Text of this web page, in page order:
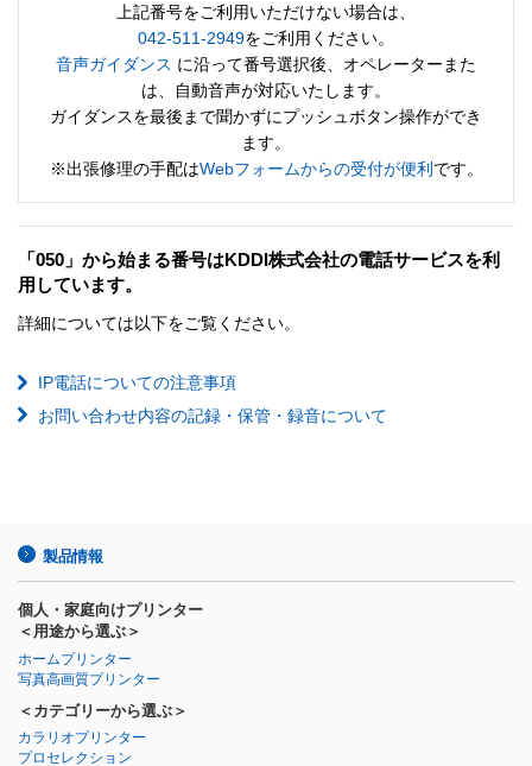
上記番号をご利用いただけない場合は、
042-511-2949をご利用ください。
音声ガイダンス に沿って番号選択後、オペレーターまた
は、自動音声が対応いたします。
ガイダンスを最後まで聞かずにプッシュボタン操作ができ
ます。
※出張修理の手配はWebフォームからの受付が便利 です。
「050」から始まる番号はKDDI株式会社の電話サービスを利
用しています。
詳細については以下をご覧ください。
IP電話についての注意事項
お問い合わせ内容の記録・保管・録音について
製品情報
個人・家庭向けプリンター
＜用途から選ぶ＞
ホームプリンター
写真高画質プリンター
＜カテゴリーから選ぶ＞
カラリオプリンター
プロセレクション